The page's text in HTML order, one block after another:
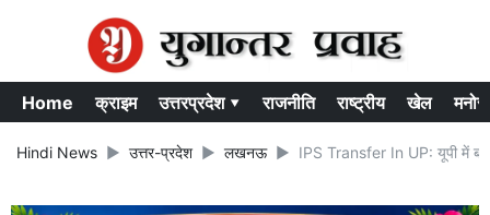
Home क्राइम उत्तरप्रदेश ▾ राजनीति राष्ट्रीय खेल
Hindi News उत्तर-प्रदेश लखनऊ IPS Transfer In UP: यूपी में